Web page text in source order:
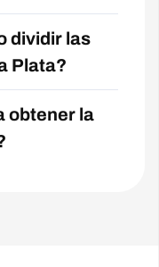
dividir las
Plata?
obtener la